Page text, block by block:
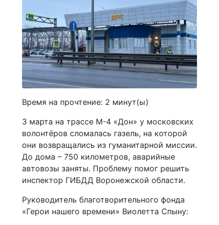
Время на прочтение: 2 минут(ы)
3 марта на трассе М-4 «Дон» у московских
волонтёров сломалась газель, на которой
они возвращались из гуманитарной миссии.
До дома – 750 километров, аварийные
автовозы заняты. Проблему помог решить
инспектор ГИБДД Воронежской области.
Руководитель благотворительного фонда
«Герои нашего времени» Виолетта Спыну: